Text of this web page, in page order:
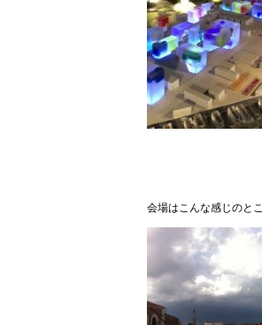
会場はこんな感じのと